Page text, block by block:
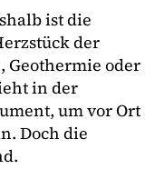
ist die
der
Geothermie oder
in der
um vor Ort
Doch die